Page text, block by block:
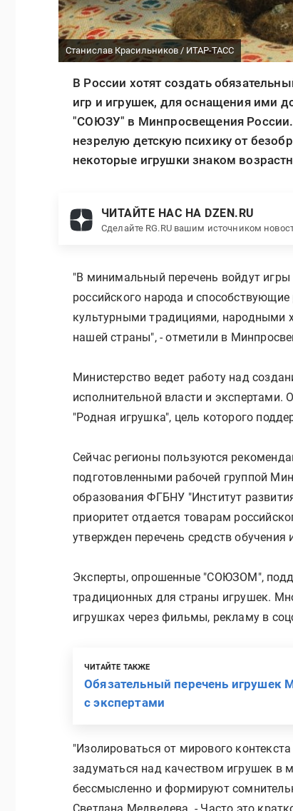
Станислав Красильников / ИТАР-ТАСС
В России хотят создать
игр и игрушек, для оснащения ими
"СОЮЗУ" в Минпросвещения России.
незрелую детскую психику от
некоторые игрушки знаком
ЧИТАЙТЕ НАС НА DZEN.RU
Сделайте RG.RU вашим источником
"В минимальный перечень войдут
российского народа и
культурными традициями, народными
нашей страны", - отметили в
Министерство ведет работу над
исполнительной власти и экспертами.
"Родная игрушка", цель которого
Сейчас регионы пользуются
подготовленными рабочей группой
образования ФГБНУ "Институт
приоритет отдается товарам
утвержден перечень средств
Эксперты, опрошенные "СОЮЗОМ",
традиционных для страны игрушек.
игрушках через фильмы, рекламу в
ЧИТАЙТЕ ТАКЖЕ
Обязательный перечень
с экспертами
"Изолироваться от мирового
задуматься над качеством игрушек в
бессмысленно и формируют